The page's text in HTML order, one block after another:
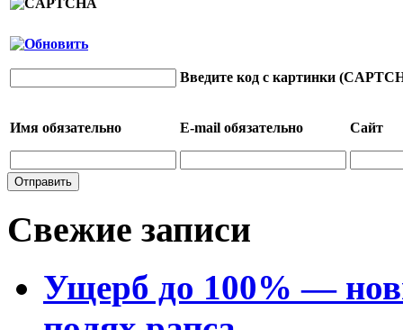
Введите код с картинки
Имя обязательно E-mail обязательно Сайт
Свежие записи
Ущерб до 100% —